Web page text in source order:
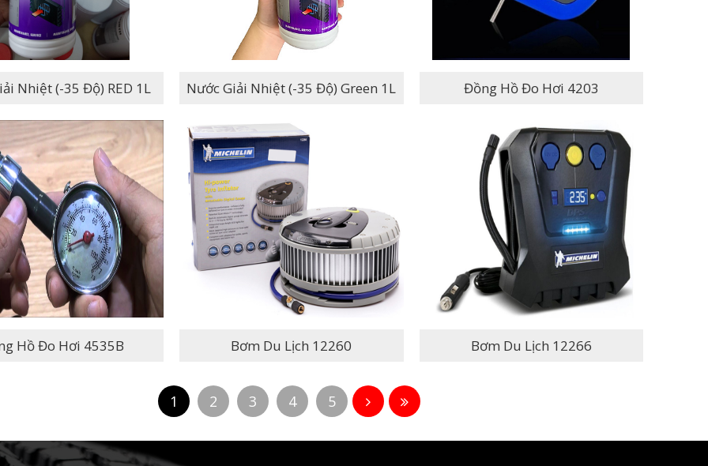
Nước Giải Nhiệt (-35 Độ) RED 1L Nước Giải Nhiệt (-35 Độ) Green 1L Đồng Hồ Đo Hơi 4203
Hồ Đo Hơi 4535B Bơm Du Lịch 12260 Bơm Du Lịch 12266
1 2 3 4 5